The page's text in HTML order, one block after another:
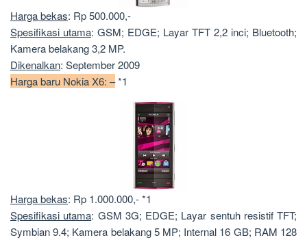
Harga bekas: Rp 500.000,-
Spesifikasi utama: GSM; EDGE; Layar TFT 2,2 inci; Bluetooth;
Kamera belakang 3,2 MP.
Dikenalkan: September 2009
Harga baru Nokia X6: –*1
Harga bekas: Rp 1.000.000,- *1
Spesifikasi utama: GSM 3G; EDGE; Layar sentuh resistif TFT;
Symbian 9.4; Kamera belakang 5 MP; Internal 16 GB; RAM 128